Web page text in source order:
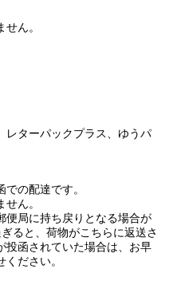
ん。
レターパックプラス、ゆうパ
の配達です。
ん。
便局に持ち戻りとなる場合が
ると、荷物がこちらに返送さ
投函されていた場合は、お早
ださい。